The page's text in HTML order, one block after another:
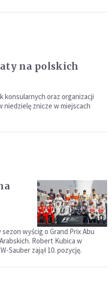
na polskich
konsularnych oraz organizacji
niedzielę znicze w miejscach
wyścig o Grand Prix Abu
Robert Kubica w
Sauber zajął 10. pozycję.